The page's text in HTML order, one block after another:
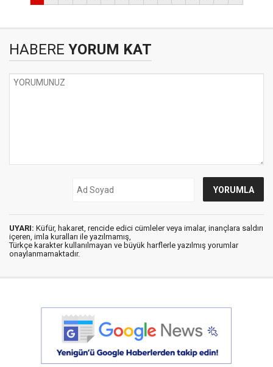
HABERE YORUM KAT
UYARI: Küfür, hakaret, rencide edici cümleler veya imalar, inançlara saldırı
içeren, imla kuralları ile yazılmamış,
Türkçe karakter kullanılmayan ve büyük harflerle yazılmış yorumlar
onaylanmamaktadır.